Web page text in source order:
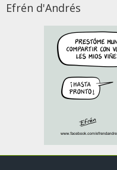
Efrén d'Andrés